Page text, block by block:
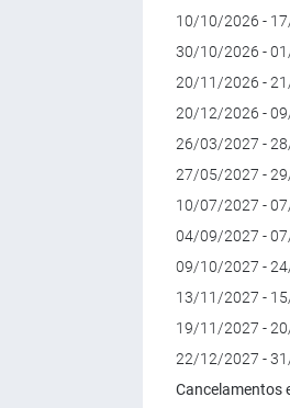
10/10/2026 -
30/10/2026 -
20/11/2026 -
20/12/2026 -
26/03/2027 -
27/05/2027 -
10/07/2027 -
04/09/2027 -
09/10/2027 -
13/11/2027 -
19/11/2027 -
22/12/2027 -
Cancelamentos